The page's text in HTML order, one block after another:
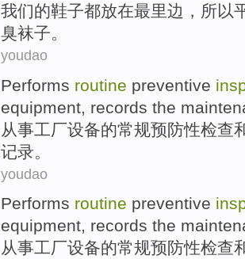
我们的鞋子都放在最里边，所以
臭袜子。
youdao
Performs routine preventive
equipment records the
从事工厂设备的常规预防性检查
记录 。
youdao
Performs routine preventive
equipment, records the
从事工厂设备的常规预防性检查